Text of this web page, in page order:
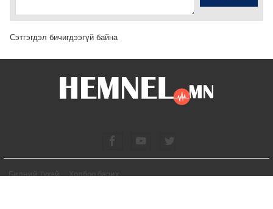
Сэтгэгдэл бичигдээгүй байна
Бидний тухай Холбоо барих